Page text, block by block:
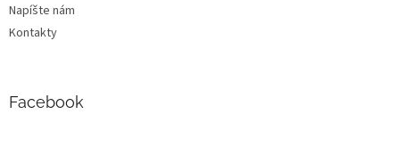
Napíšte nám
Kontakty
Facebook